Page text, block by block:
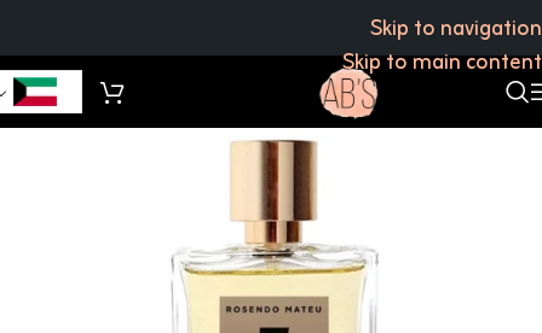
Skip to navigation
Skip to main content